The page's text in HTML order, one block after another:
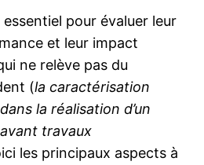
essentiel pour évaluer leur
et leur impact
ne relève pas du
(la caractérisation
la réalisation d’un
travaux
les principaux aspects à